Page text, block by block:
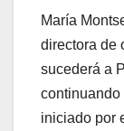
María
directora de
sucederá a
continuando
iniciado por